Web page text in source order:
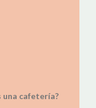
cafetería?